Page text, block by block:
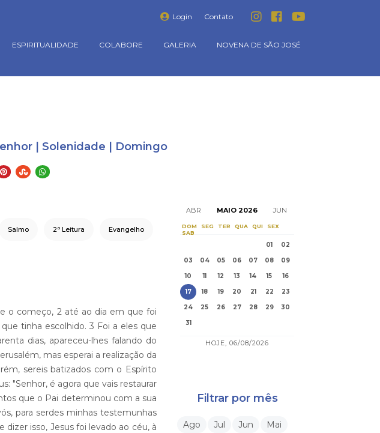
in
Login Contato
ESPIRITUALIDADE COLABORE GALERIA NOVENA DE SÃO JOSÉ
| Solenidade | Domingo
Salmo 2ª Leitura Evangelho
o começo, 2 até ao dia em que foi
tinha escolhido. 3 Foi a eles que
dias, apareceu-lhes falando do
mas esperai a realização da
sereis batizados com o Espírito
"Senhor, é agora que vais restaurar
que o Pai determinou com a sua
para serdes minhas testemunhas
isso, Jesus foi levado ao céu, à
ABR MAIO 2026 JUN
DOM SEG TER QUA QUI
SEX
SAB
01
02
03
04 05 06 07 08
09
10
11 12 13 14 15
16
17
18 19 20 21 22
23
24
25 26 27 28 29
30
31
HOJE, 06/08/2026
Filtrar por mês
Ago Jul Jun
Mai